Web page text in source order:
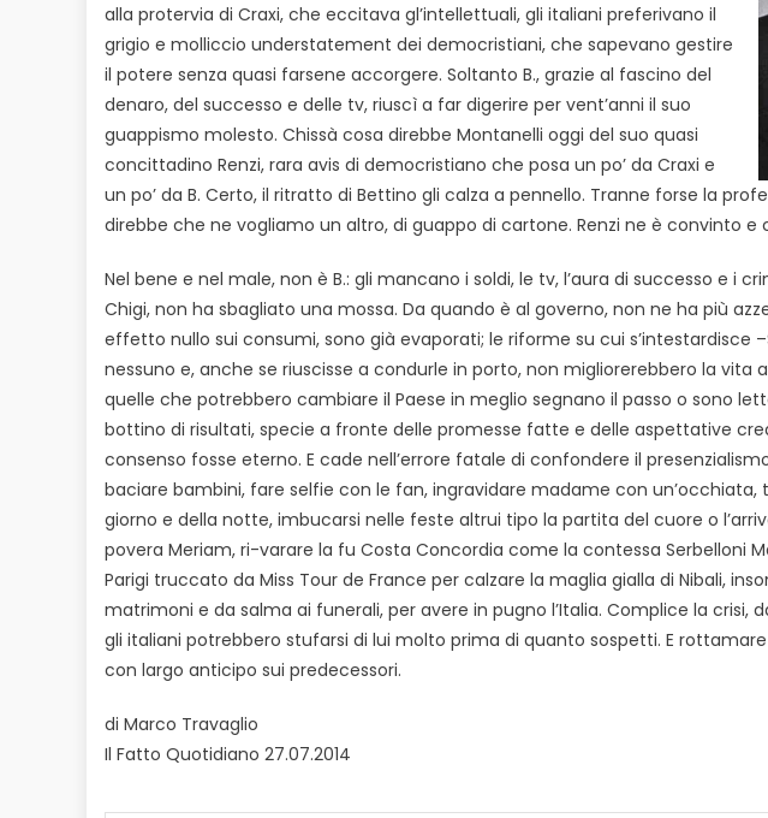
alla protervia di Craxi, che eccitava gl’intellettuali, gli italiani preferivano il
grigio e molliccio understatement dei democristiani, che sapevano gestire
il potere senza quasi farsene accorgere. Soltanto B., grazie al fascino del
denaro, del successo e delle tv, riuscì a far digerire per vent’anni il suo
guappismo molesto. Chissà cosa direbbe Montanelli oggi del suo quasi
concittadino Renzi, rara avis di democristiano che posa un po’ da Craxi e
un po’ da B. Certo, il ritratto di Bettino gli calza a pennello. Tranne forse la
direbbe che ne vogliamo un altro, di guappo di cartone. Renzi ne è convinto e
Nel bene e nel male, non è B.: gli mancano i soldi, le tv, l’aura di successo e i
Chigi, non ha sbagliato una mossa. Da quando è al governo, non ne ha più
effetto nullo sui consumi, sono già evaporati; le riforme su cui s’intestardisce
nessuno e, anche se riuscisse a condurle in porto, non migliorerebbero la vita
quelle che potrebbero cambiare il Paese in meglio segnano il passo o sono
bottino di risultati, specie a fronte delle promesse fatte e delle aspettative
consenso fosse eterno. E cade nell’errore fatale di confondere il
baciare bambini, fare selfie con le fan, ingravidare madame con
giorno e della notte, imbucarsi nelle feste altrui tipo la partita del cuore o
povera Meriam, ri-varare la fu Costa Concordia come la contessa Serbelloni
Parigi truccato da Miss Tour de France per calzare la maglia gialla di Nibali,
matrimoni e da salma ai funerali, per avere in pugno l’Italia. Complice la
gli italiani potrebbero stufarsi di lui molto prima di quanto sospetti. E
con largo anticipo sui predecessori.
di Marco Travaglio
Il Fatto Quotidiano 27.07.2014